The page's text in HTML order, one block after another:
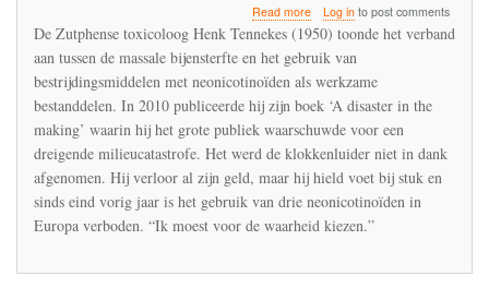
Read moreabout
Interview
met
Henk
Tennekes
in
Achterhoek
Nieuws
Log into post comments
De Zutphense toxicoloog Henk Tennekes (1950) toonde het verband
aan tussen de massale bijensterfte en het gebruik van
bestrijdingsmiddelen met neonicotinoïden als werkzame
bestanddelen. In 2010 publiceerde hij zijn boek ‘A disaster in the
making’ waarin hij het grote publiek waarschuwde voor een
dreigende milieucatastrofe. Het werd de klokkenluider niet in dank
afgenomen. Hij verloor al zijn geld, maar hij hield voet bij stuk en
sinds eind vorig jaar is het gebruik van drie neonicotinoïden in
Europa verboden. “Ik moest voor de waarheid kiezen.”